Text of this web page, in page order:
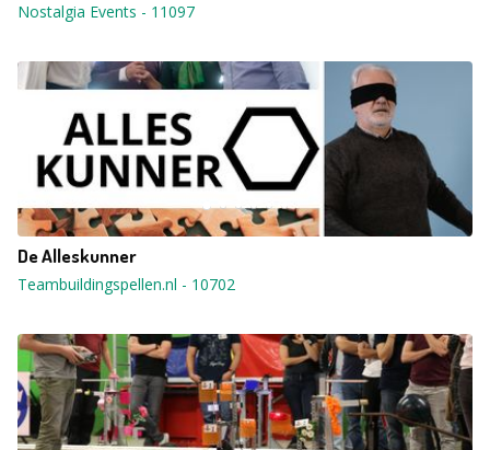
Nostalgia Events - 11097
De Alleskunner
Teambuildingspellen.nl - 10702